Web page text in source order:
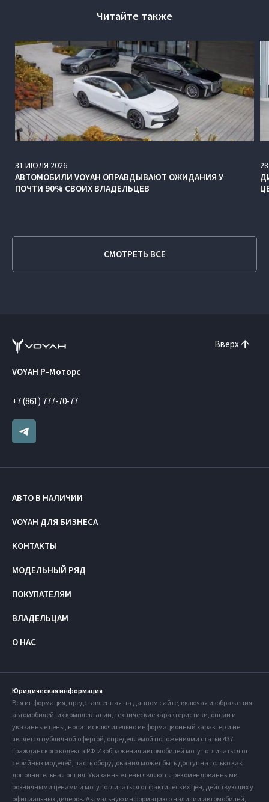
Читайте также
31 ИЮЛЯ 2026
АВТОМОБИЛИ VOYAH ОПРАВДЫВАЮТ ОЖИДАНИЯ У
ПОЧТИ 90% СВОИХ ВЛАДЕЛЬЦЕВ
28
СМОТРЕТЬ ВСЕ
Вверх
VOYAH Р-Моторс
+7 (861) 777-70-77
АВТО В НАЛИЧИИ
VOYAH ДЛЯ БИЗНЕСА
КОНТАКТЫ
МОДЕЛЬНЫЙ РЯД
ПОКУПАТЕЛЯМ
ВЛАДЕЛЬЦАМ
О НАС
Юридическая информация
Вся информация, представленная на данном сайте, включая изображения
автомобилей, их комплектации, технические характеристики, опции и
указанные цены, носит исключительно информационный характер и не
является публичной офертой, определяемой положениями статьи 437
Гражданского кодекса РФ. Изображения автомобилей могут отличаться от
серийных моделей, часть оборудования может быть доступна только как
дополнительная опция. Указанные цены являются рекомендованными
розничными ценами и могут отличаться от фактических цен, действующих у
официальных дилеров. Актуальную информацию о наличии автомобилей,